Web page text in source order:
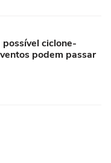
ciclone-
podem passar